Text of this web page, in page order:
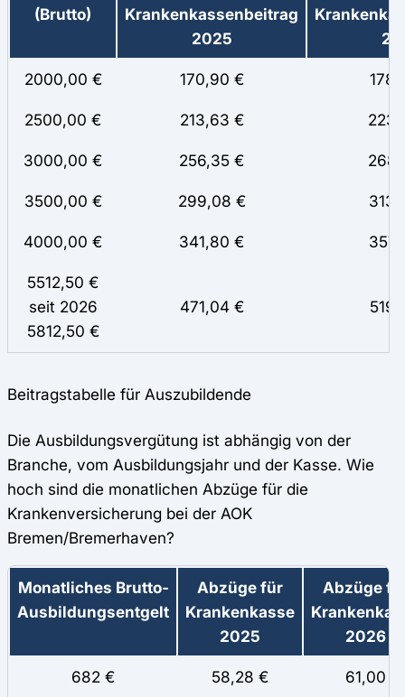
(Brutto)
Krankenkassenbeitrag
2025
2000,00 € 170,90 €
2500,00 € 213,63 €
3000,00 € 256,35 €
3500,00 € 299,08 €
4000,00 € 341,80 €
5512,50 €
seit 2026
5812,50 €
471,04 €
Beitragstabelle für Auszubildende
Die Ausbildungsvergütung ist abhängig von der
Branche, vom Ausbildungsjahr und der Kasse. Wie
hoch sind die monatlichen Abzüge für die
Krankenversicherung bei der AOK
Bremen/Bremerhaven?
Monatliches Brutto-
Ausbildungsentgelt
Abzüge für
Krankenkasse
2025
Abzüge
2026
682 € 58,28 € 61,00